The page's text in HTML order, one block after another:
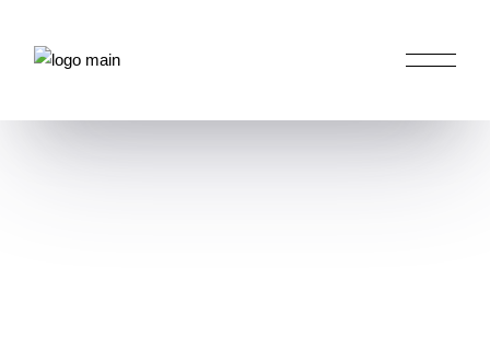
HOME PORTFOLIO